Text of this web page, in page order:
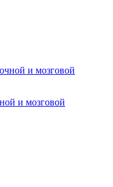
и мозговой